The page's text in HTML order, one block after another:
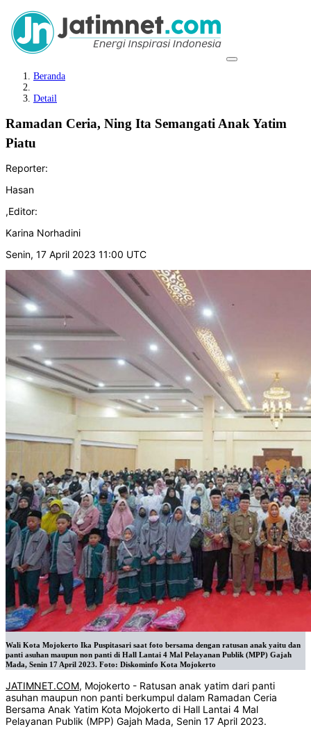
Beranda
Detail
Ramadan Ceria, Ning Ita Semangati Anak Yatim
Piatu
Reporter:
Hasan
,Editor:
Karina Norhadini
Senin, 17 April 2023 11:00 UTC
Wali Kota Mojokerto Ika Puspitasari saat foto bersama dengan ratusan anak yaitu dan
panti asuhan maupun non panti di Hall Lantai 4 Mal Pelayanan Publik (MPP) Gajah
Mada, Senin 17 April 2023. Foto: Diskominfo Kota Mojokerto
JATIMNET.COM, Mojokerto - Ratusan anak yatim dari panti
asuhan maupun non panti berkumpul dalam Ramadan Ceria
Bersama Anak Yatim Kota Mojokerto di Hall Lantai 4 Mal
Pelayanan Publik (MPP) Gajah Mada, Senin 17 April 2023.